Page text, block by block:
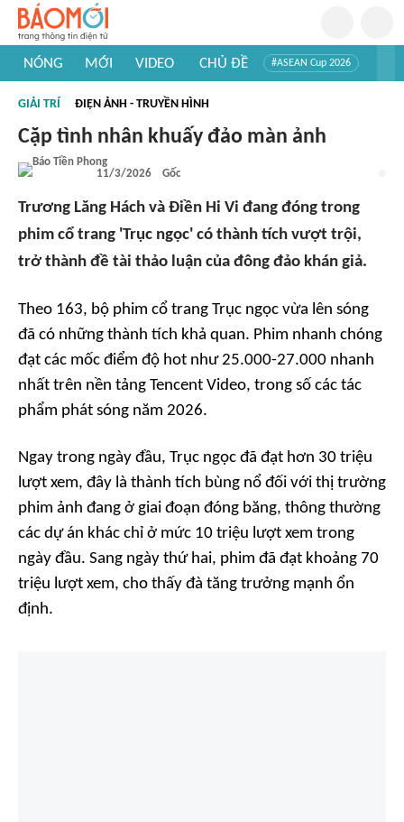
NÓNG MỚI VIDEO CHỦ ĐỀ #ASEAN Cup 2026
#Khám phá Việt Nam
#Khám phá thế giới
GIẢI TRÍ ĐIỆN ẢNH - TRUYỀN HÌNH
Cặp tình nhân khuấy đảo màn ảnh
11/3/2026 Gốc
Trương Lăng Hách và Điền Hi Vi đang đóng trong
phim cổ trang 'Trục ngọc' có thành tích vượt trội,
trở thành đề tài thảo luận của đông đảo khán giả.
Theo 163, bộ phim cổ trang Trục ngọc vừa lên sóng
đã có những thành tích khả quan. Phim nhanh chóng
đạt các mốc điểm độ hot như 25.000-27.000 nhanh
nhất trên nền tảng Tencent Video, trong số các tác
phẩm phát sóng năm 2026.
Ngay trong ngày đầu, Trục ngọc đã đạt hơn 30 triệu
lượt xem, đây là thành tích bùng nổ đối với thị trường
phim ảnh đang ở giai đoạn đóng băng, thông thường
các dự án khác chỉ ở mức 10 triệu lượt xem trong
ngày đầu. Sang ngày thứ hai, phim đã đạt khoảng 70
triệu lượt xem, cho thấy đà tăng trưởng mạnh ổn
định.